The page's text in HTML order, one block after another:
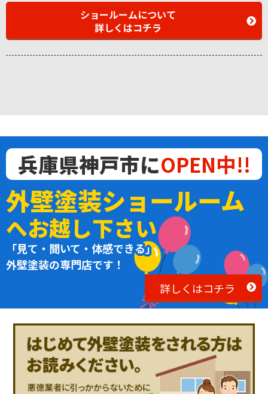
ショールームについて
詳しくはコチラ
兵庫県神戸市にOPEN中!!
外壁塗装ショールーム
へお越し下さい
「見て・聞いて・体感できる」
外壁塗装の専門店です！
詳しくはコチラ